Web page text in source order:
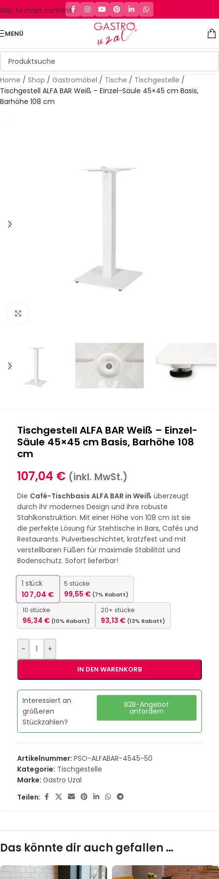
Skip to main content
MENÜ
Home / Shop / Gastromöbel / Tische / Tischgestelle /
Tischgestell ALFA BAR Weiß – Einzel-Säule 45×45 cm Basis,
Barhöhe 108 cm
Tischgestell ALFA BAR Weiß – Einzel-
Säule 45×45 cm Basis, Barhöhe 108
cm
107,04 € (inkl. MwSt.)
Die Café-Tischbasis ALFA BAR in Weiß überzeugt
durch ihr modernes Design und ihre robuste
Stahlkonstruktion. Mit einer Höhe von 108 cm ist sie
die perfekte Lösung für Stehtische in Bars, Cafés und
Restaurants. Pulverbeschichtet, kratzfest und mit
verstellbaren Füßen für maximale Stabilität und
Bodenschutz. Sofort lieferbar!
1 stück
107,04 €
5 stücke
99,55 € (7% Rabatt)
10 stücke
96,34 € (10% Rabatt)
20+ stücke
93,13 € (13% Rabatt)
- +
IN DEN WARENKORB
Interessiert an
größeren
Stückzahlen?
B2B-Angebot
anfordern
Artikelnummer: PSO-ALFABAR-4545-50
Kategorie: Tischgestelle
Marke: Gastro Uzal
Teilen:
Das könnte dir auch gefallen …